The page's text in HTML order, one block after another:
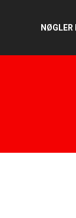
NØGLER